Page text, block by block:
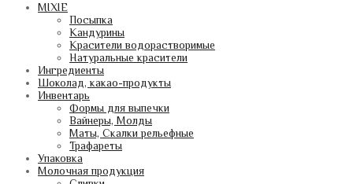
MIXIE
Посыпка
Кандурины
Красители водорастворимые
Натуральные красители
Ингредиенты
Шоколад, какао-продукты
Инвентарь
Формы для выпечки
Вайнеры, Молды
Маты, Скалки рельефные
Трафареты
Упаковка
Молочная продукция